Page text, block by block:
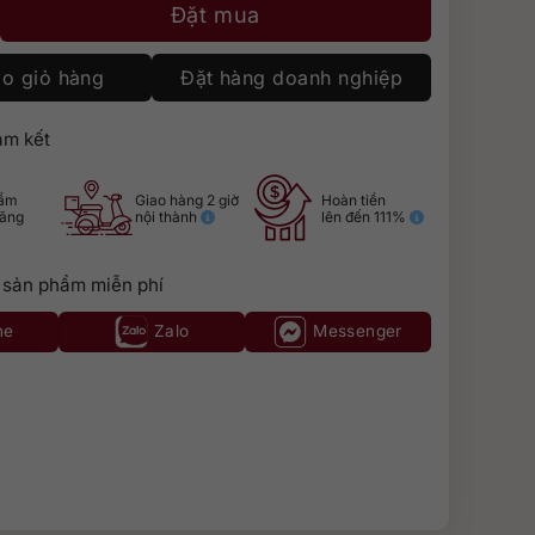
Đặt mua
giỏ hàng Đặt hàng doanh nghiệp
kết
Giao hàng 2 giờ
nội thành
Hoàn tiền
lên đến 111%
phẩm miễn phí
Zalo Messenger